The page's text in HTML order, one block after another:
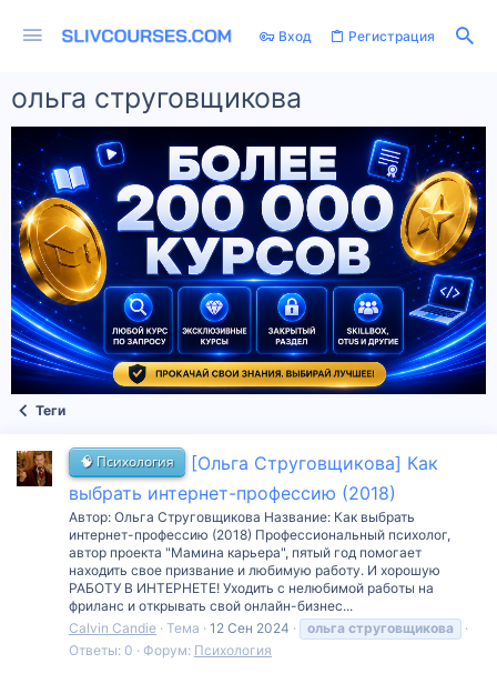
Вход Регистрация
ольга струговщикова
Теги
🧠 Психология
[Ольга Струговщикова] Как
выбрать интернет-профессию (2018)
Автор: Ольга Струговщикова Название: Как выбрать
интернет-профессию (2018) Профессиональный психолог,
автор проекта "Мамина карьера", пятый год помогает
находить свое призвание и любимую работу. И хорошую
РАБОТУ В ИНТЕРНЕТЕ! Уходить с нелюбимой работы на
фриланс и открывать свой онлайн-бизнес...
Calvin Candie Тема 12 Сен 2024 ольга струговщикова
Ответы: 0
Форум: Психология